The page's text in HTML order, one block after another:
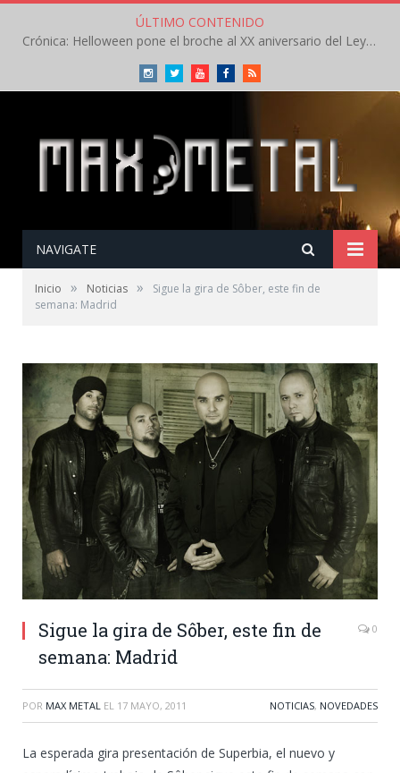
ÚLTIMO CONTENIDO
Crónica: Helloween pone el broche al XX aniversario del Leyendas del Rock – Sábado – Agosto 2026
InstagramTwitterYoutubeFacebookRSS
NAVIGATE
Inicio » Noticias »
Sigue la gira de Sôber, este fin de
semana: Madrid
Sigue la gira de Sôber, este fin de
semana: Madrid
0
POR MAX METAL EL 17 MAYO, 2011 NOTICIAS, NOVEDADES
La esperada gira presentación de Superbia, el nuevo y